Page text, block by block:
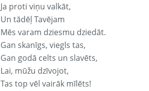
Ja proti viņu valkāt,
Un tādēļ Tavējam
Mēs varam dziesmu dziedāt.
Gan skanīgs, viegls tas,
Gan godā celts un slavēts,
Lai, mūžu dzīvojot,
Tas top vēl vairāk mīlēts!